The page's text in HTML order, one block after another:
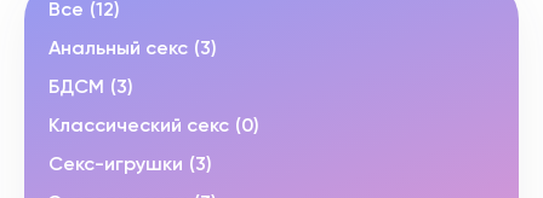
Все (12)
Анальный секс (3)
БДСМ (3)
Классический секс (0)
Секс-игрушки (3)